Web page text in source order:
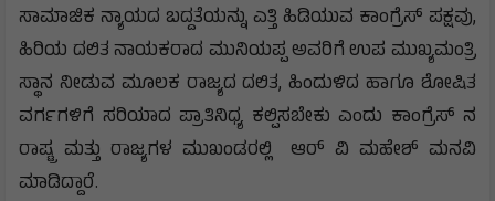
ಸಾಮಾಜಿಕ ನ್ಯಾಯದ ಬದ್ದತೆಯನ್ನು ಎತ್ತಿ ಹಿಡಿಯುವ ಕಾಂಗ್ರೆಸ್ ಪಕ್ಷವು,
ಹಿರಿಯ ದಲಿತ ನಾಯಕರಾದ ಮುನಿಯಪ್ಪ ಅವರಿಗೆ ಉಪ ಮುಖ್ಯಮಂತ್ರಿ
ಸ್ಥಾನ ನೀಡುವ ಮೂಲಕ ರಾಜ್ಯದ ದಲಿತ, ಹಿಂದುಳಿದ ಹಾಗೂ ಶೋಷಿತ
ವರ್ಗಗಳಿಗೆ ಸರಿಯಾದ ಪ್ರಾತಿನಿಧ್ಯ ಕಲ್ಪಿಸಬೇಕು ಎಂದು ಕಾಂಗ್ರೆಸ್ ನ
ರಾಷ್ಟ್ರ ಮತ್ತು ರಾಜ್ಯಗಳ ಮುಖಂಡರಲ್ಲಿ ಆರ್ ವಿ ಮಹೇಶ್ ಮನವಿ
ಮಾಡಿದ್ದಾರೆ.